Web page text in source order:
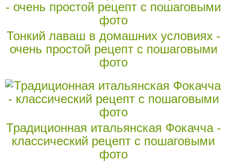
Тонкий лаваш в домашних условиях -
очень простой рецепт с пошаговыми
фото
Традиционная итальянская Фокачча -
классический рецепт с пошаговыми
фото